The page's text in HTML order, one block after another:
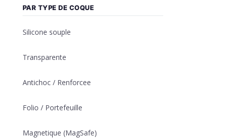
PAR TYPE DE COQUE
Silicone souple
Transparente
Antichoc / Renforcee
Folio / Portefeuille
Magnetique (MagSafe)